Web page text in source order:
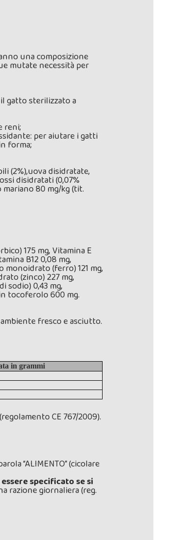
una composizione
mutate necessità per
gatto sterilizzato a
reni;
per aiutare i gatti
forma;
(2%),uova disidratate,
disidratati (0,07%
80 mg/kg (tit.
175 mg, Vitamina E
B12 0,08 mg,
monoidrato (ferro) 121 mg,
(zinco) 227 mg,
sodio) 0,43 mg,
tocoferolo 600 mg.
fresco e asciutto.
in grammi
CE 767/2009).
“ALIMENTO” (cicolare
specificato se si
razione giornaliera (reg.